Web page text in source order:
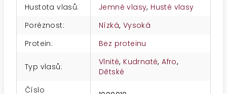
Hustota vlasů: Jemné vlasy, Husté vlasy
Poréznost: Nízká, Vysoká
Protein: Bez proteinu
Typ vlasů: Vlnité, Kudrnaté,Afro,
Dětské
Číslo